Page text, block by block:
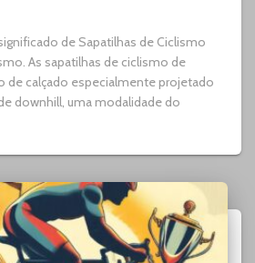
de Sapatilhas de Ciclismo
As sapatilhas de ciclismo de
de calçado especialmente projetado
downhill, uma modalidade do